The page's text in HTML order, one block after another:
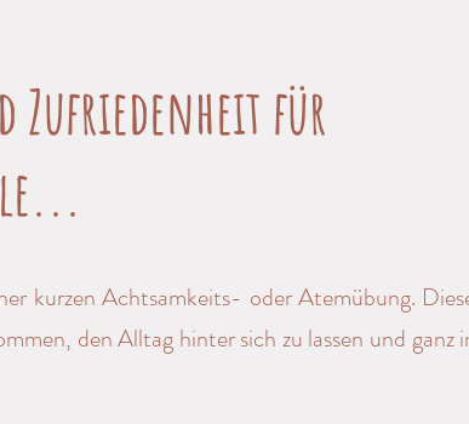
Zufriedenheit für
kurzen Achtsamkeits- oder Atemübung.
den Alltag hinter sich zu lassen und ganz